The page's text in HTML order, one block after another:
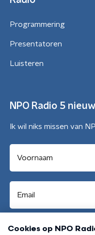
Programmering
Presentatoren
Luisteren
NPO Radio 5
Ik wil niks missen van